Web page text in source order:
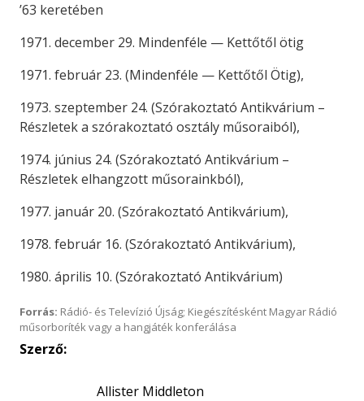
’63 keretében
1971. december 29. Mindenféle — Kettőtől ötig
1971. február 23. (Mindenféle — Kettőtől Ötig),
1973. szeptember 24. (Szórakoztató Antikvárium –
Részletek a szórakoztató osztály műsoraiból),
1974. június 24. (Szórakoztató Antikvárium –
Részletek elhangzott műsorainkból),
1977. január 20. (Szórakoztató Antikvárium),
1978. február 16. (Szórakoztató Antikvárium),
1980. április 10. (Szórakoztató Antikvárium)
Forrás: Rádió- és Televízió Újság; Kiegészítésként Magyar Rádió
műsorboríték vagy a hangjáték konferálása
Szerző:
Allister Middleton